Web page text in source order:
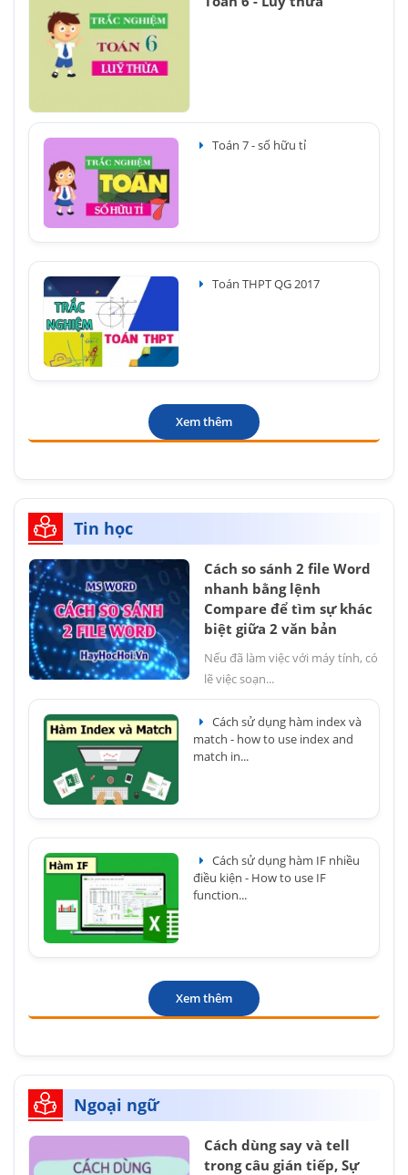
Toán 7 - số hữu tỉ
Toán THPT QG 2017
Xem thêm
Tin học
Cách so sánh 2 file Word
nhanh bằng lệnh
Compare để tìm sự khác
biệt giữa 2 văn bản
Nếu đã làm việc với máy tính, có
lẽ việc soạn...
Cách sử dụng hàm index và
match - how to use index and
match in...
Cách sử dụng hàm IF nhiều
điều kiện - How to use IF
function...
Xem thêm
Ngoại ngữ
Cách dùng say và tell
trong câu gián tiếp, Sự